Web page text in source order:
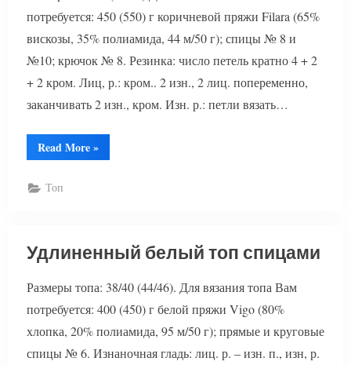
потребуется: 450 (550) г коричневой пряжи Filara (65%
вискозы, 35% полиамида, 44 м/50 г); спицы № 8 и
№10; крючок № 8. Резинка: число петель кратно 4 + 2
+ 2 кром. Лиц, р.: кром.. 2 изн., 2 лиц. попеременно,
заканчивать 2 изн., кром. Изн. р.: петли вязать…
Read More“Коричневый
вязаный
»
Топ
Удлиненный белый топ спицами
Размеры топа: 38/40 (44/46). Для вязания топа Вам
потребуется: 400 (450) г белой пряжи Vigo (80%
хлопка, 20% полиамида, 95 м/50 г); прямые и круговые
спицы № 6. Изнаночная гладь: лиц. р. – изн. п., изн, р.